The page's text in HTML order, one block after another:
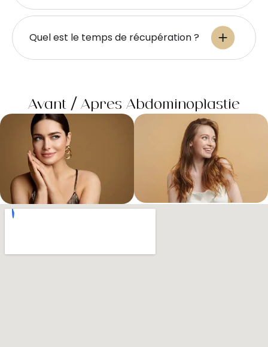
Quel est le temps de récupération ?
Avant / Après Abdominoplastie